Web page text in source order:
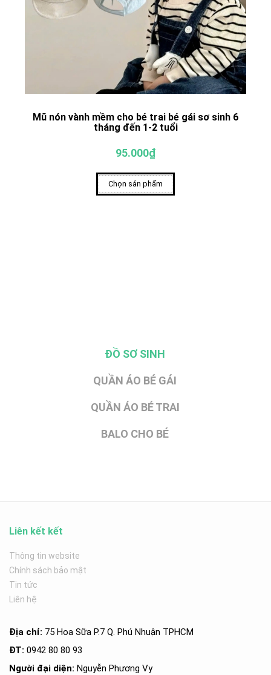
Mũ nón vành mềm cho bé trai bé gái sơ sinh 6
tháng đến 1-2 tuổi
95.000₫
Chọn sản phẩm
ĐỒ SƠ SINH
QUẦN ÁO BÉ GÁI
QUẦN ÁO BÉ TRAI
BALO CHO BÉ
Liên kết kết
Thông tin website
Chính sách bảo mật
Tin tức
Liên hệ
Địa chỉ: 75 Hoa Sữa P.7 Q. Phú Nhuận TPHCM
ĐT: 0942 80 80 93
Người đại diện: Nguyễn Phương Vy